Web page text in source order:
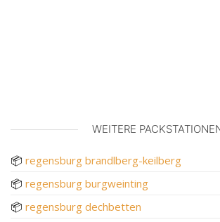
WEITERE
📦 regensburg brandlberg-keilberg
📦 regensburg burgweinting
📦 regensburg dechbetten